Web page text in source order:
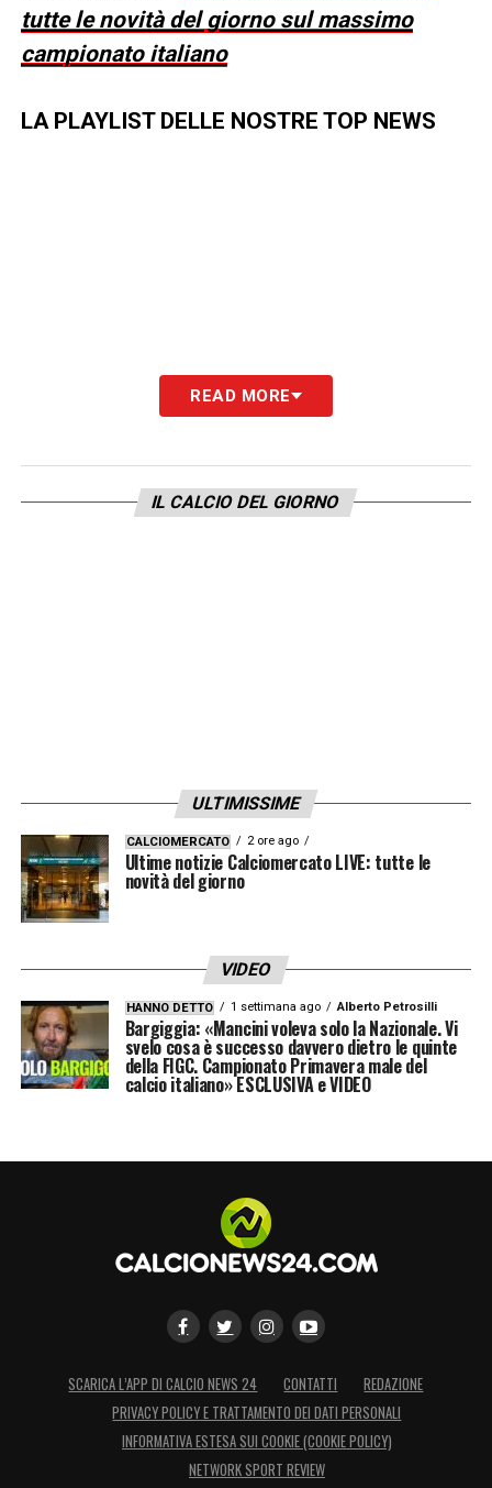
tutte le novità del giorno sul massimo
campionato italiano
LA PLAYLIST DELLE NOSTRE TOP NEWS
READ MORE
IL CALCIO DEL GIORNO
ULTIMISSIME
CALCIOMERCATO 2 ore ago
Ultime notizie Calciomercato LIVE: tutte le
novità del giorno
VIDEO
HANNO DETTO 1 settimana ago Alberto Petrosilli
Bargiggia: «Mancini voleva solo la Nazionale. Vi
svelo cosa è successo davvero dietro le quinte
della FIGC. Campionato Primavera male del
calcio italiano» ESCLUSIVA e VIDEO
SCARICA L’APP DI CALCIO NEWS 24 CONTATTI
REDAZIONE
PRIVACY POLICY E TRATTAMENTO DEI DATI PERSONALI
INFORMATIVA ESTESA SUI COOKIE (COOKIE POLICY)
NETWORK SPORT REVIEW